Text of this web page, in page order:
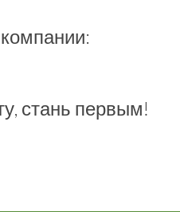
стань первым!